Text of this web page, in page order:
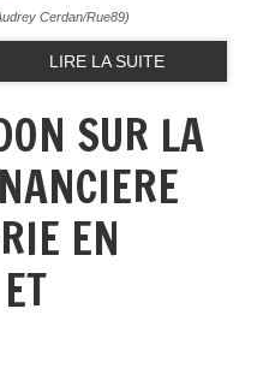
Cerdan/Rue89)
LIRE LA SUITE
SUR LA
EN